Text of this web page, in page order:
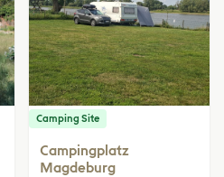
Camping Site
Campingplatz
Magdeburg